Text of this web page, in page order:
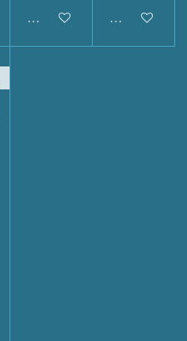
de hoogte
Houd mij op de hoogte
Houd mij op